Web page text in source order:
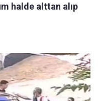
halde alttan alıp